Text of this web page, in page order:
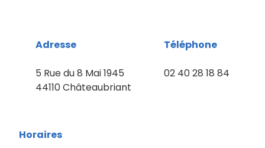
Adresse
5 Rue du 8 Mai 1945
44110 Châteaubriant
Téléphone
02 40 28 18 84
Horaires